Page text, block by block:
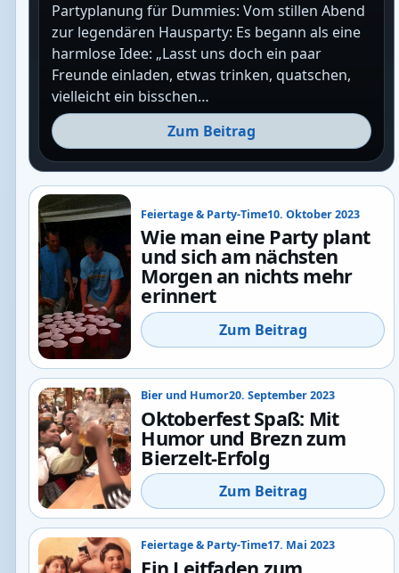
Partyplanung für Dummies: Vom stillen Abend
zur legendären Hausparty: Es begann als eine
harmlose Idee: „Lasst uns doch ein paar
Freunde einladen, etwas trinken, quatschen,
vielleicht ein bisschen…
Zum Beitrag
Feiertage & Party-Time10. Oktober 2023
Wie man eine Party plant
und sich am nächsten
Morgen an nichts mehr
erinnert
Zum Beitrag
Bier und Humor20. September 2023
Oktoberfest Spaß: Mit
Humor und Brezn zum
Bierzelt-Erfolg
Zum Beitrag
Feiertage & Party-Time17. Mai 2023